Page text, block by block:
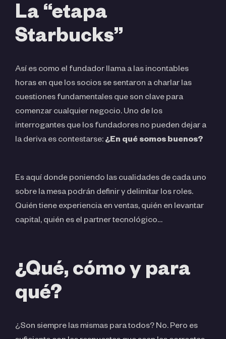
La “etapa
Starbucks”
Así es como el fundador llama a las incontables
horas en que los socios se sentaron a charlar las
cuestiones fundamentales que son clave para
comenzar cualquier negocio. Uno de los
interrogantes que los fundadores no pueden dejar a
la deriva es contestarse: ¿En qué somos buenos?
Es aquí donde poniendo las cualidades de cada uno
sobre la mesa podrán definir y delimitar los roles.
Quién tiene experiencia en ventas, quién en levantar
capital, quién es el partner tecnológico…
¿Qué, cómo y para
qué?
¿Son siempre las mismas para todos? No. Pero es